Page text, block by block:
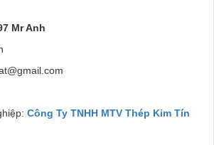
Mr Anh
Công Ty TNHH MTV Thép Kim Tín